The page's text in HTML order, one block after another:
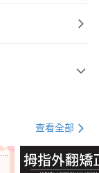
查看全部